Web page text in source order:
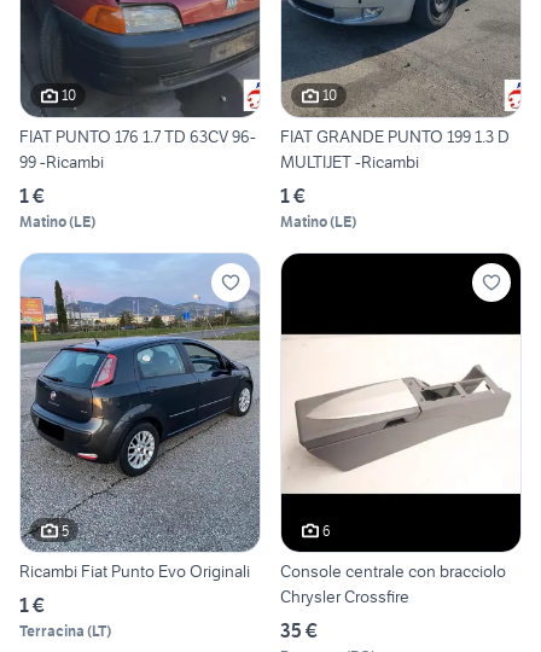
10
FIAT PUNTO 176 1.7 TD 63CV 96-
99 -Ricambi
1 €
Matino(LE)
10
FIAT GRANDE PUNTO 199 1.3 D
MULTIJET -Ricambi
1 €
Matino(LE)
5
Ricambi Fiat Punto Evo Originali
1 €
Terracina (LT)
6
Console centrale con bracciolo
Chrysler Crossfire
35 €